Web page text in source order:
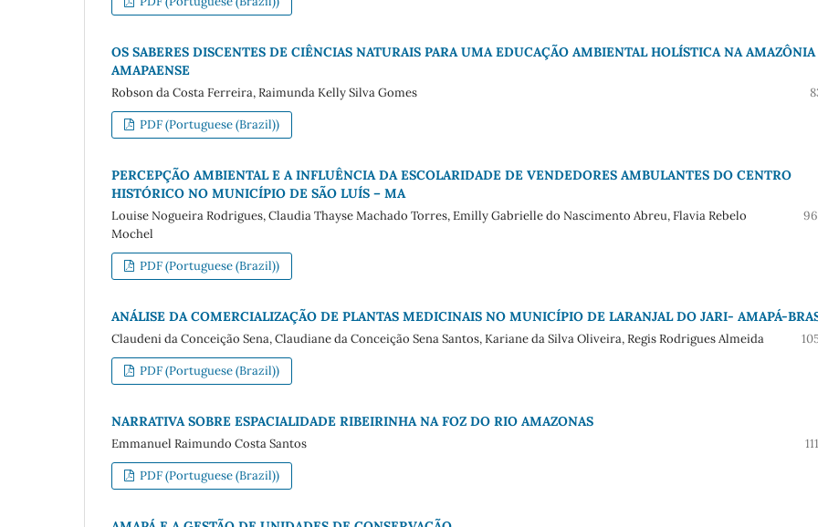
OS SABERES DISCENTES DE CIÊNCIAS NATURAIS PARA UMA EDUCAÇÃO AMBIENTAL HOLÍSTICA NA AMAZÔNIA
AMAPAENSE
Robson da Costa Ferreira, Raimunda Kelly Silva Gomes
PDF (Portuguese (Brazil))
PERCEPÇÃO AMBIENTAL E A INFLUÊNCIA DA ESCOLARIDADE DE VENDEDORES AMBULANTES DO CENTRO
HISTÓRICO NO MUNICÍPIO DE SÃO LUÍS – MA
Louise Nogueira Rodrigues, Claudia Thayse Machado Torres, Emilly Gabrielle do Nascimento Abreu, Flavia Rebelo
Mochel
PDF (Portuguese (Brazil))
ANÁLISE DA COMERCIALIZAÇÃO DE PLANTAS MEDICINAIS NO MUNICÍPIO DE LARANJAL DO JARI- AMAPÁ-
Claudeni da Conceição Sena, Claudiane da Conceição Sena Santos, Kariane da Silva Oliveira, Regis Rodrigues Almeida
PDF (Portuguese (Brazil))
NARRATIVA SOBRE ESPACIALIDADE RIBEIRINHA NA FOZ DO RIO AMAZONAS
Emmanuel Raimundo Costa Santos
PDF (Portuguese (Brazil))